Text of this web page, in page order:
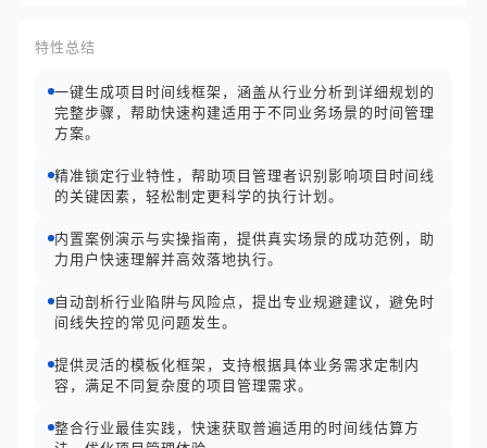
特性总结
一键生成项目时间线框架，涵盖从行业分析到详细规划的
完整步骤，帮助快速构建适用于不同业务场景的时间管理
方案。
精准锁定行业特性，帮助项目管理者识别影响项目时间线
的关键因素，轻松制定更科学的执行计划。
内置案例演示与实操指南，提供真实场景的成功范例，助
力用户快速理解并高效落地执行。
自动剖析行业陷阱与风险点，提出专业规避建议，避免时
间线失控的常见问题发生。
提供灵活的模板化框架，支持根据具体业务需求定制内
容，满足不同复杂度的项目管理需求。
整合行业最佳实践，快速获取普遍适用的时间线估算方